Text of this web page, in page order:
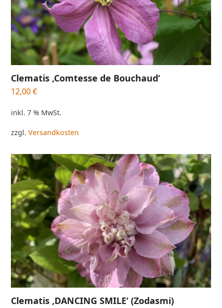
Clematis ‚Comtesse de Bouchaud‘
12,00€
inkl. 7 % MwSt.
zzgl.Versandkosten
Clematis ‚DANCING SMILE‘ (Zodasmi)